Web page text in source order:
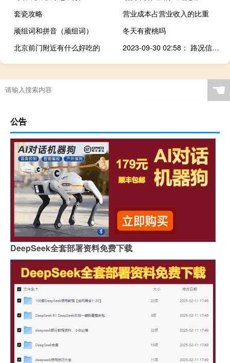
套瓷攻略
营业成本占营业收入的比重
顽组词和拼音（顽组词）
冬天有蜜桃吗
北京前门附近有什么好吃的
2023-09-30 02:58： 路况信息：2023年9月30日2时12分，包茂高速吉怀段南山寨隧道内K2168处南往北因一辆小车发生事故造成交通通行缓慢，至2时55分已恢复正常通行。Sa85Za ​​​
☚
公告
DeepSeek全套部署资料免费下载